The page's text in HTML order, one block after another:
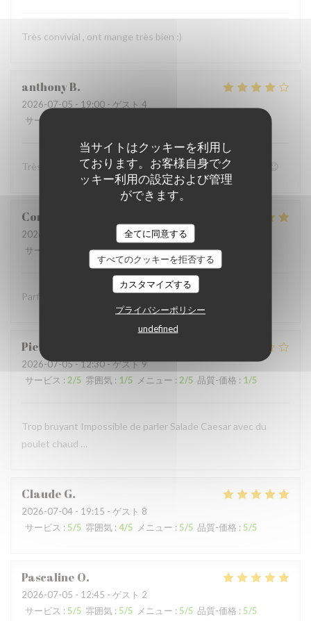
当サイトはクッキーを利用し
ております。お客様自身でク
ッキー利用の設定および管理
ができます。
全てに同意する
すべてのクッキーを拒否する
カスタマイズする
プライバシーポリシー
undefined
Très convivial , ont mange très bien :)
anthonyB
2026-07-05 - 19:00 - ゲスト 4
サービス
Très bon accueil et patron super sympa Personnel au top😉
Coralie
2026-07-05
- 12:15 - ゲスト 4
サービス
雰囲気:5/5 メニュー:5/5 品質-価格
Parfait comme toujours !
Pierre
2026-07-05- 12:30 - ゲスト 9
サービス : 2/5 雰囲気 : 1/5 メニュー : 2/5 品質-価格 : 1/5
Trop bruyant Impossible de parler Salade Caesar avec du
poulet chaud …
Claude G
2026-07-04 - 19:15 - ゲスト 8
サービス :5/5 雰囲気 :4/5 メニュー :5/5 品質-価格 :5/5
Pascaline O
2026-07-05 - 12:45 - ゲスト 2
サービス : 5/5 雰囲気 : 5/5 メニュー : 5/5 品質-価格 : 5/5